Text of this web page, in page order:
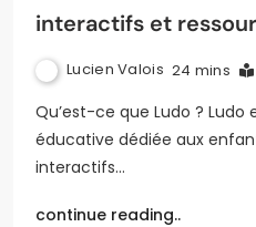
interactifs et
Lucien Valois 24 mins
Qu’est-ce que Ludo ?
éducative dédiée aux
interactifs…
continue reading..